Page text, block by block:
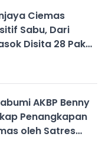
Ciemas
Sabu, Dari
Disita 28 Paket
AKBP Benny
Penangkapan
oleh Satres